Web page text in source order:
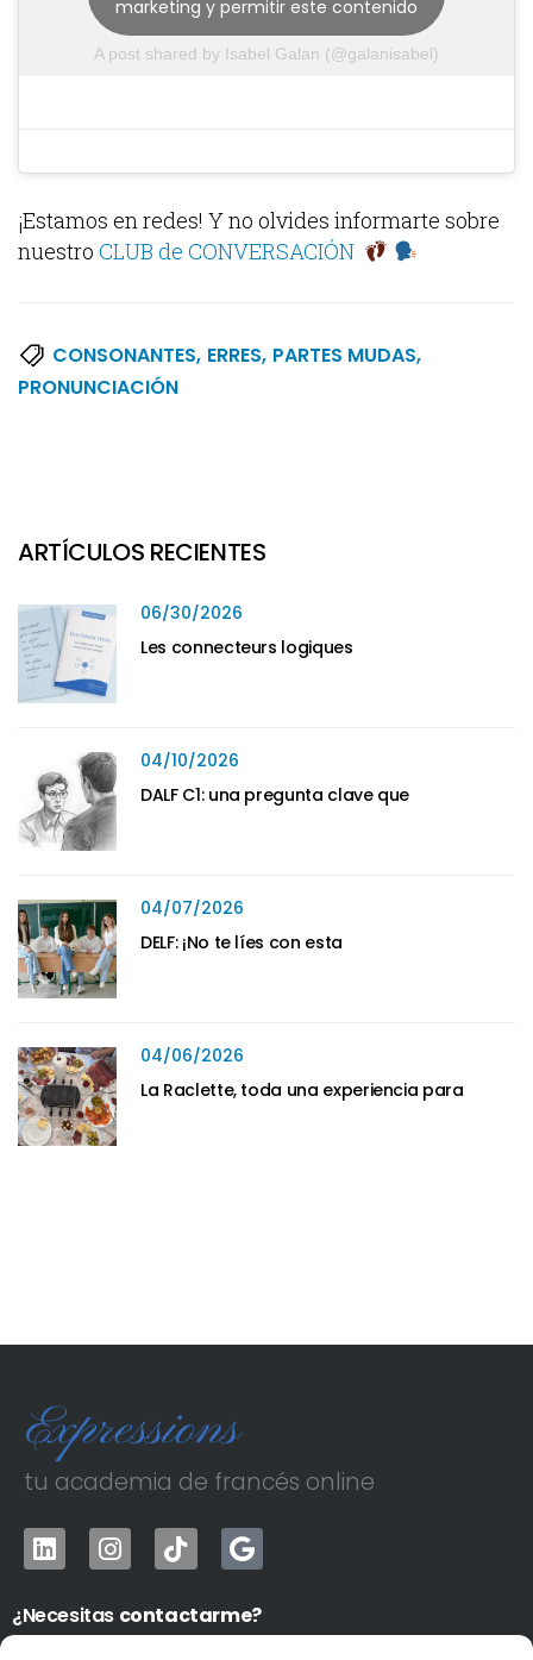
A post shared by Isabel Galan (@galanisabel)
marketing y permitir este contenido
¡Estamos en redes! Y no olvides informarte sobre
nuestro CLUB de CONVERSACIÓN
CONSONANTES, ERRES, PARTES MUDAS,
PRONUNCIACIÓN
ARTÍCULOS RECIENTES
06/30/2026
Les connecteurs logiques
04/10/2026
DALF C1: una pregunta clave que
04/07/2026
DELF: ¡No te líes con esta
04/06/2026
La Raclette, toda una experiencia para
tu academia de francés online
¿Necesitas contactarme?